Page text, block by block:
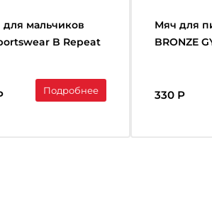
мальчиков
B Repeat
Подробнее
Мяч для
BRONZE
330 Р